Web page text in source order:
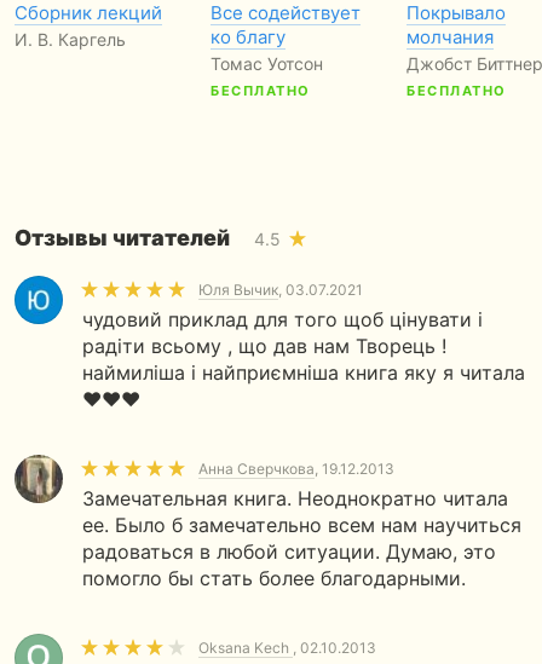
Сборник лекций
И. В. Каргель
Все содействует
ко благу
Томас Уотсон
БЕСПЛАТНО
Покрывало
молчания
Джобст Биттнер
БЕСПЛАТНО
Отзывы читателей 4.5
Юля Вычик, 03.07.2021
чудовий приклад для того щоб цінувати і
радіти всьому , що дав нам Творець !
наймиліша і найприємніша книга яку я читала
❤️❤️❤️
Анна Сверчкова, 19.12.2013
Замечательная книга. Неоднократно читала
ее. Было б замечательно всем нам научиться
радоваться в любой ситуации. Думаю, это
помогло бы стать более благодарными.
Oksana Kech , 02.10.2013